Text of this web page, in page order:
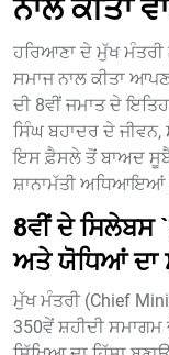
ਨਾਲ ਕੀਤਾ
ਹਰਿਆਣਾ ਦੇ ਮੁੱਖ ਮੰਤਰੀ
ਸਮਾਜ ਨਾਲ ਕੀਤਾ
ਦੀ 8ਵੀਂ ਜਮਾਤ ਦੇ
ਸਿੰਘ ਬਹਾਦਰ ਦੇ
ਇਸ ਫ਼ੈਸਲੇ ਤੋਂ ਬਾਅਦ ਸੂਬੈ
ਸ਼ਾਨਾਮੱਤੀ ਅਧਿਆਇਆਂ
8ਵੀਂ ਦੇ
ਅਤੇ ਯੋਧਿਆਂ ਦਾ
ਮੁੱਖ ਮੰਤਰੀ (Chief
350ਵੇਂ ਸ਼ਹੀਦੀ